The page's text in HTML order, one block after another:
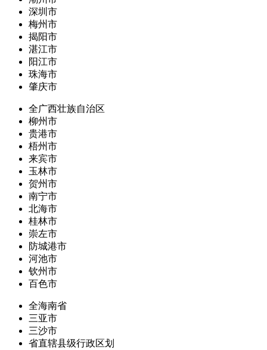
深圳市
梅州市
揭阳市
湛江市
阳江市
珠海市
肇庆市
全广西壮族自治区
柳州市
贵港市
梧州市
来宾市
玉林市
贺州市
南宁市
北海市
桂林市
崇左市
防城港市
河池市
钦州市
百色市
全海南省
三亚市
三沙市
省直辖县级行政区划